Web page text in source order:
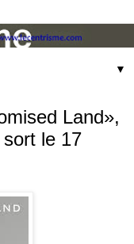
▼
Land»,
le 17